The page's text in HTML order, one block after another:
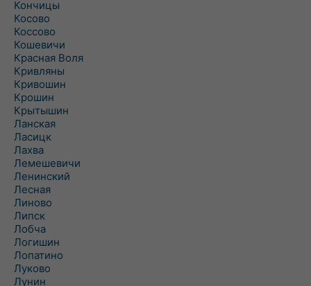
Кончицы
Косово
Коссово
Кошевичи
Красная Воля
Кривляны
Кривошин
Крошин
Крытышин
Ланская
Ласицк
Лахва
Лемешевичи
Ленинский
Лесная
Линово
Липск
Лобча
Логишин
Лопатино
Луково
Лунин